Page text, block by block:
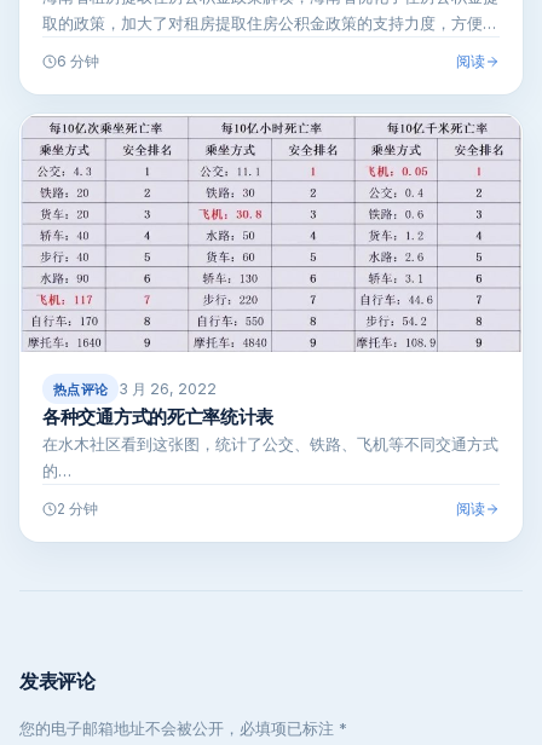
取的政策，加大了对租房提取住房公积金政策的支持力度，方便了
6 分钟 阅读
热点评论 3 月 26, 2022
各种交通方式的死亡率统计表
在水木社区看到这张图，统计了公交、铁路、飞机等不同交通方式
的…
2 分钟 阅读
发表评论
您的电子邮箱地址不会被公开，必填项已标注 *